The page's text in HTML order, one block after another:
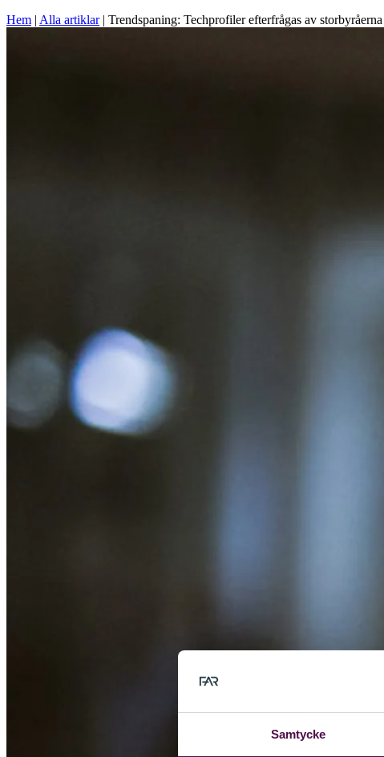
Samtycke
Hem | Alla artiklar| Trendspaning: Techprofiler efterfrågas av storbyråerna